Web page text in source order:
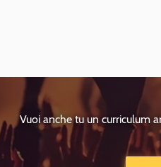
Vuoi anche tu un curriculum